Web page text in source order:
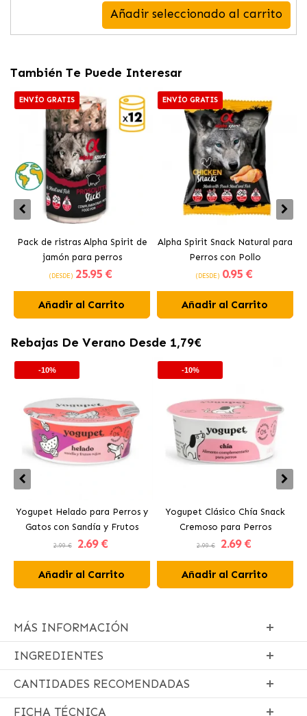
Añadir seleccionado al carrito
También Te Puede Interesar
ENVÍO GRATIS
Pack de ristras Alpha Spirit de
jamón para perros
(DESDE) 25.95 €
Añadir al Carrito
ENVÍO GRATIS
Alpha Spirit Snack Natural para
Perros con Pollo
(DESDE) 0.95 €
Añadir al Carrito
Rebajas De Verano Desde 1,79€
-10%
Yogupet Helado para Perros y
Gatos con Sandía y Frutos
Rojos
2.99 € 2.69 €
Añadir al Carrito
-10%
Yogupet Clásico Chía Snack
Cremoso para Perros
2.99 € 2.69 €
Añadir al Carrito
MÁS INFORMACIÓN
INGREDIENTES
CANTIDADES RECOMENDADAS
FICHA TÉCNICA